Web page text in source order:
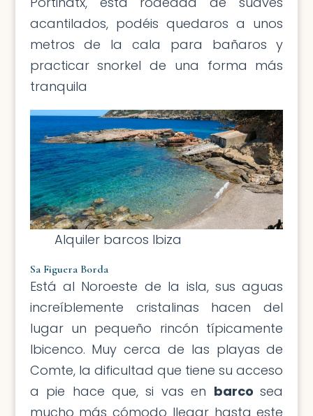
acantilados, podéis quedaros a unos
metros de la cala para bañaros y
practicar snorkel de una forma más
tranquila
Alquiler barcos Ibiza
Sa Figuera Borda
Está al Noroeste de la isla, sus aguas
increíblemente cristalinas hacen del
lugar un pequeño rincón típicamente
Ibicenco. Muy cerca de las playas de
Comte, la dificultad que tiene su acceso
a pie hace que, si vas en barcosea
mucho más cómodo llegar hasta este